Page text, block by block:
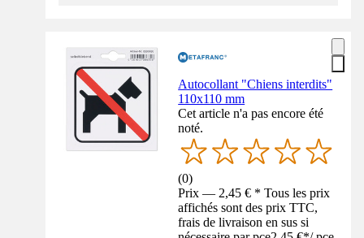
Autocollant "Chiens interdits"
110x110 mm
Cet article n'a pas encore été
noté.
(0)
Prix — 2,45 € * Tous les prix
affichés sont des prix TTC,
frais de livraison en sus si